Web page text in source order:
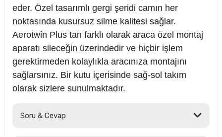
eder. Özel tasarımlı gergi şeridi camın her
noktasında kusursuz silme kalitesi sağlar.
Aerotwin Plus tan farklı olarak araca özel montaj
aparatı sileceğin üzerindedir ve hiçbir işlem
gerektirmeden kolaylıkla aracınıza montajını
sağlarsınız. Bir kutu içerisinde sağ-sol takım
olarak sizlere sunulmaktadır.
Soru & Cevap